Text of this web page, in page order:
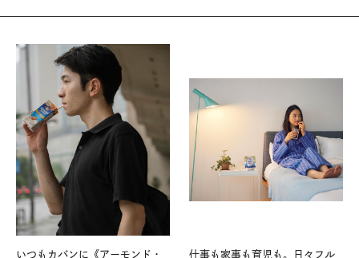
いつもカバンに《アーモンド・ 仕事も家事も育児も。日々フル